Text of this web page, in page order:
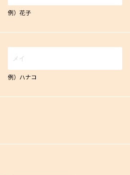
例）花子
例）ハナコ